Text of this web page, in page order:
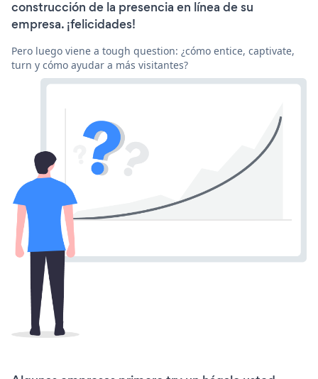
construcción de la presencia en línea de su
empresa. ¡felicidades!
Pero luego viene a tough question: ¿cómo entice, captivate,
turn y cómo ayudar a más visitantes?